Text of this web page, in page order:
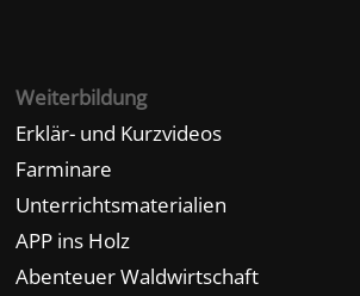
Weiterbildung
Erklär- und Kurzvideos
Farminare
Unterrichtsmaterialien
APP ins Holz
Abenteuer Waldwirtschaft